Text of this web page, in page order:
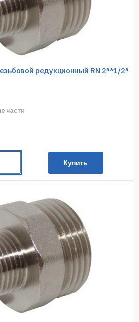
редукционный RN 2″*1/2″
части
Купить